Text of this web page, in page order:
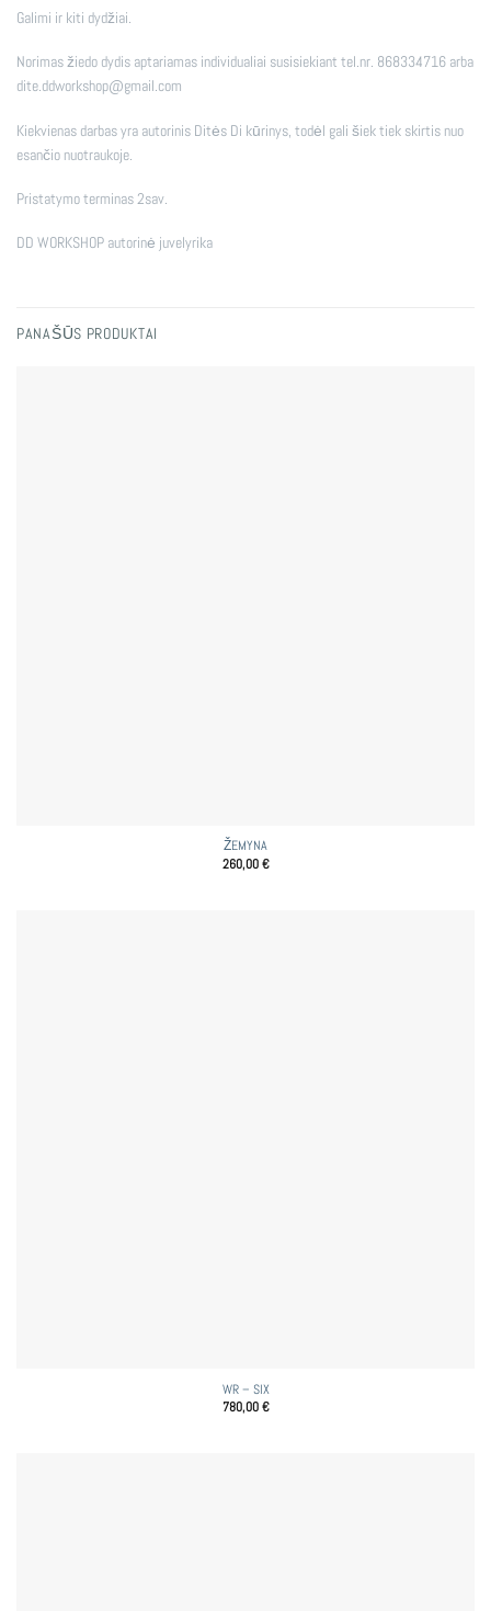
Galimi ir kiti dydžiai.
Norimas žiedo dydis aptariamas individualiai susisiekiant tel.nr. 868334716 arba
dite.ddworkshop@gmail.com
Kiekvienas darbas yra autorinis Ditės Di kūrinys, todėl gali šiek tiek skirtis nuo
esančio nuotraukoje.
Pristatymo terminas 2sav.
DD WORKSHOP autorinė juvelyrika
PANAŠŪS PRODUKTAI
ŽEMYNA
260,00€
WR – SIX
780,00€